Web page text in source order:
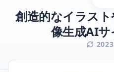
創造的なイラス
像生成AI